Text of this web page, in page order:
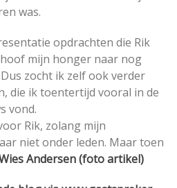
was.
opdrachten die Rik
mijn honger naar nog
Dus zocht ik zelf ook verder
die ik toentertijd vooral in de
vond.
Rik, zolang mijn
niet onder leden. Maar toen
Andersen (foto artikel)